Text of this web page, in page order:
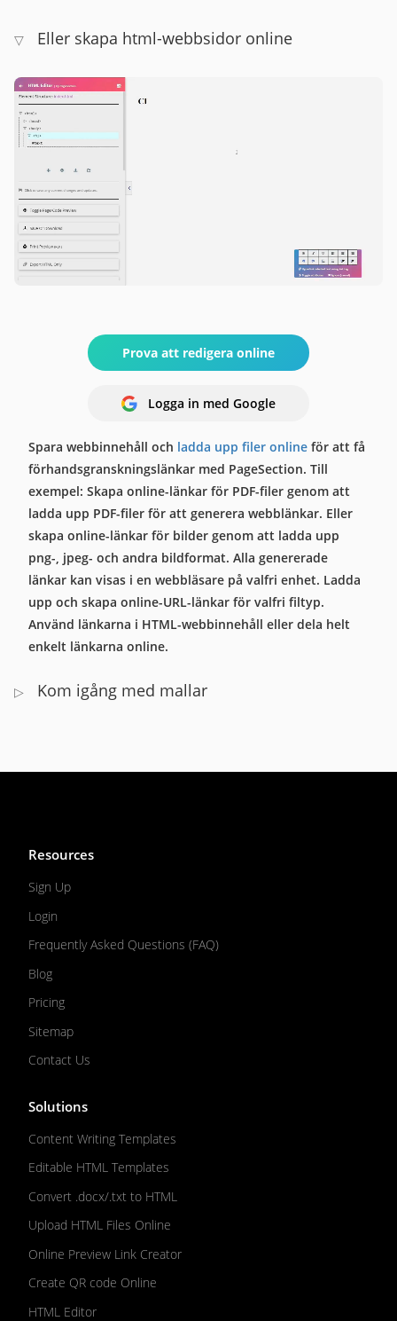
▽ Eller skapa html-webbsidor online
Prova att redigera online
Logga in med Google
Spara webbinnehåll och ladda upp filer online för att få
förhandsgranskningslänkar med PageSection. Till
exempel: Skapa online-länkar för PDF-filer genom att
ladda upp PDF-filer för att generera webblänkar. Eller
skapa online-länkar för bilder genom att ladda upp
png-, jpeg- och andra bildformat. Alla genererade
länkar kan visas i en webbläsare på valfri enhet. Ladda
upp och skapa online-URL-länkar för valfri filtyp.
Använd länkarna i HTML-webbinnehåll eller dela helt
enkelt länkarna online.
▷ Kom igång med mallar
Resources
Sign Up
Login
Frequently Asked Questions (FAQ)
Blog
Pricing
Sitemap
Contact Us
Solutions
Content Writing Templates
Editable HTML Templates
Convert .docx/.txt to HTML
Upload HTML Files Online
Online Preview Link Creator
Create QR code Online
HTML Editor